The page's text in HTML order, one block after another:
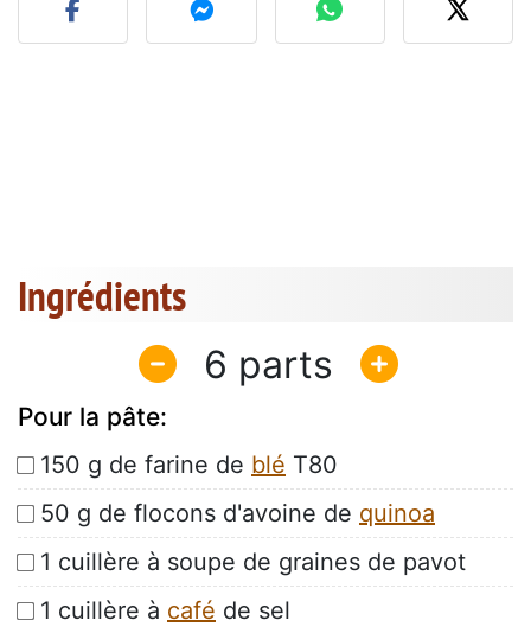
Ingrédients
6
Pour la pâte:
150 g de farine de blé T80
50 g de flocons d'avoine de quinoa
1 cuillère à soupe de graines de pavot
1 cuillère à café de sel